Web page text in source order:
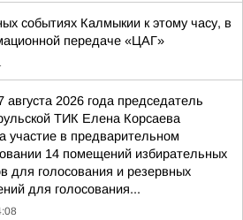
событиях Калмыкии к этому часу, в
передаче «ЦАГ»
августа 2026 года председатель
ТИК Елена Корсаева
участие в предварительном
14 помещений избирательных
для голосования и резервных
для голосования...